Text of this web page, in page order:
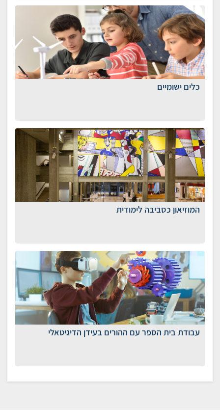
כלים ישומיים
המוזיאון כסביבה לימודית
עבודת בית הספר עם ההורים בעידן הדיגיטאלי